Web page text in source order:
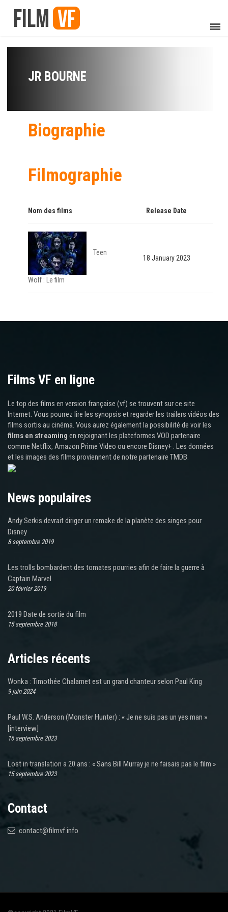
JR BOURNE
Biographie
Filmographie
Nom des films Release Date
Teen
Wolf : Le film
18 January 2023
Films VF en ligne
Le top des films en version française (vf) se trouvent sur ce site
Internet. Vous pourrez lire les synopsis et regarder les trailers vidéos des
films sortis au cinéma. Vous aurez également la possibilité de voir les
films en streaming en rejoignant les plateformes VOD partenaire
comme Netflix, Amazon Prime Video ou encore Disney+ . Les données
et les images des films proviennent de notre partenaire TMDB.
News populaires
Andy Serkis devrait diriger un remake de la planète des singes pour
Disney
8 septembre 2019
Les trolls bombardent des tomates pourries afin de faire la guerre à
Captain Marvel
20 février 2019
2019 Date de sortie du film
15 septembre 2018
Articles récents
Wonka : Timothée Chalamet est un grand chanteur selon Paul King
9 juin 2024
Paul W.S. Anderson (Monster Hunter) : « Je ne suis pas un yes man »
[interview]
16 septembre 2023
Lost in translation a 20 ans : « Sans Bill Murray je ne faisais pas le film »
15 septembre 2023
Contact
contact@filmvf.info